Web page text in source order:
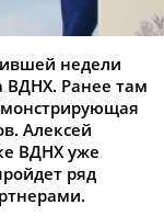
недели
ВДНХ. Ранее там
Алексей
ВДНХ уже
ряд